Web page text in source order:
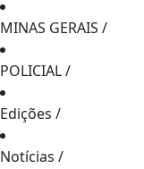
MINAS GERAIS /
POLICIAL/
Edições /
Notícias /